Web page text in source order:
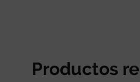
Productos